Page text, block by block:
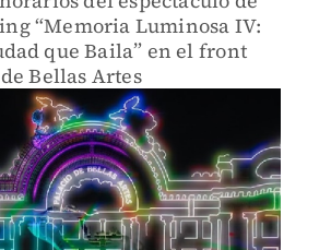
“Memoria Luminosa IV:
que Baila” en el front
Bellas Artes